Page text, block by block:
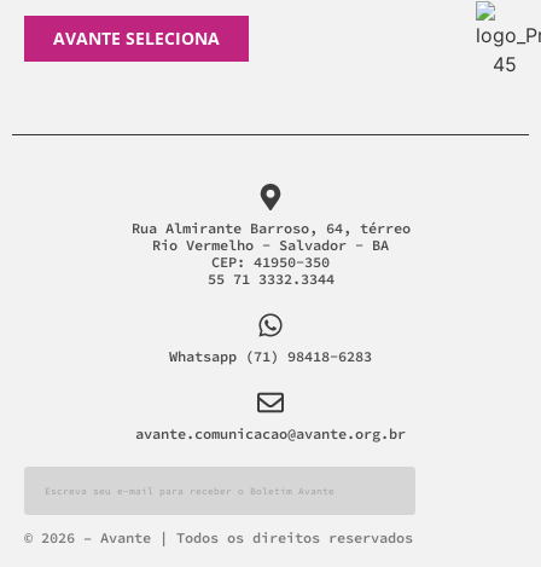
AVANTE SELECIONA
Rua Almirante Barroso, 64, térreo
Rio Vermelho - Salvador - BA
CEP: 41950-350
55 71 3332.3344
Whatsapp (71) 98418-6283
avante.comunicacao@avante.org.br
Alternative:
© 2026 – Avante | Todos os direitos reservados